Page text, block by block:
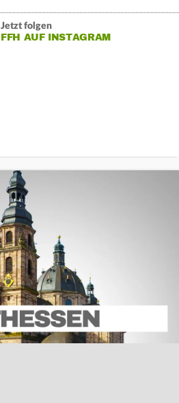
Jetzt folgen
FFH AUF INSTAGRAM